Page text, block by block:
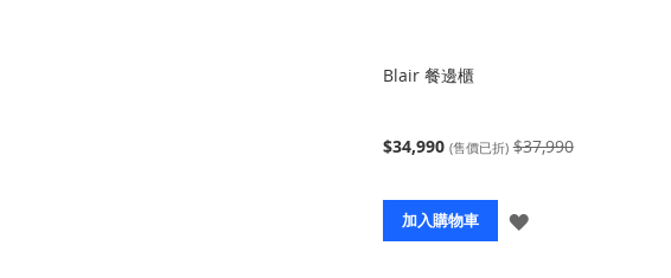
Blair 餐邊櫃
$34,990 (售價已折) $37,990
加入購物車
登